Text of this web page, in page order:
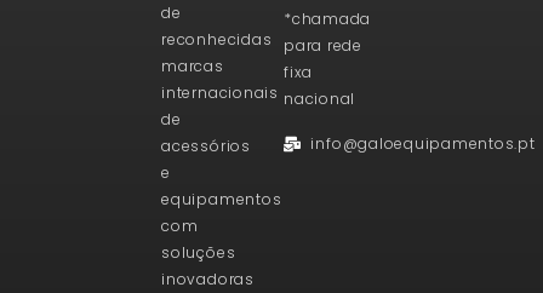
de
reconhecidas
marcas
internacionais
de
acessórios
e
equipamentos
com
soluções
inovadoras
*chamada
para rede
fixa
nacional
info@galoequipamentos.pt